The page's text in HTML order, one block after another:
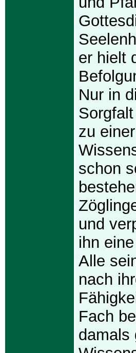
er hielt
Nur in
zu
schon
und
ihn
Alle
nach
Fach
damals